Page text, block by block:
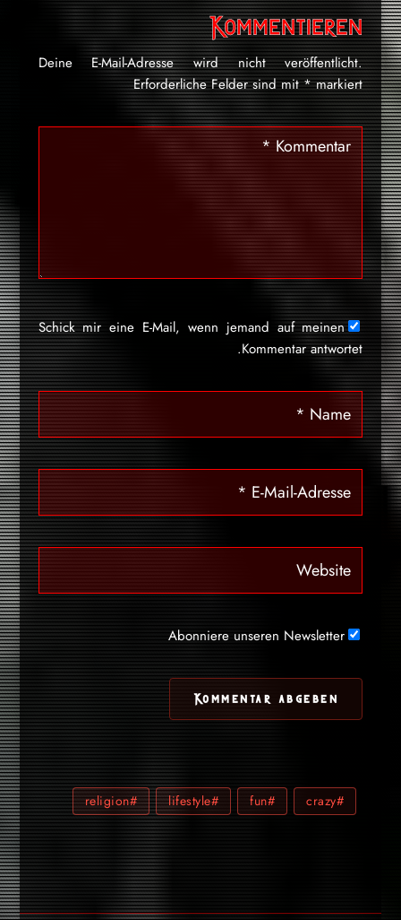
Kommentieren
Deine E-Mail-Adresse wird nicht veröffentlicht.
Erforderliche Felder sind mit*markiert
Schick mir eine E-Mail, wenn jemand auf meinen
Kommentar antwortet.
Abonniere unseren Newsletter
#crazy
#fun
#lifestyle
#religion